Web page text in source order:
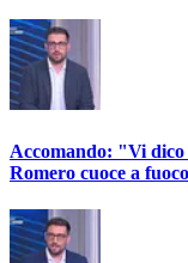
Accomando: "Vi
Romero cuoce a